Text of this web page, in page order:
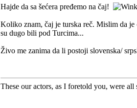
Hajde da sa šećera pređemo na čaj!
Koliko znam, čaj je turska reč. Mislim da
su dugo bili pod Turcima...
Živo me zanima da li postoji slovenska/
These our actors, as I foretold you, were